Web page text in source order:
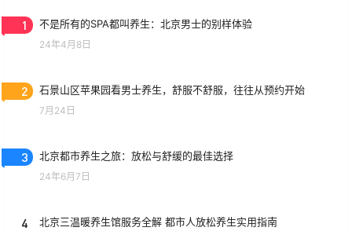
1 不是所有的SPA都叫养生：北京男士的别样体验
24年4月8日
2 石景山区苹果园看男士养生，舒服不舒服，往往从预约开始
7月24日
3 北京都市养生之旅：放松与舒缓的最佳选择
24年6月7日
4 北京三温暖养生馆服务全解 都市人放松养生实用指南